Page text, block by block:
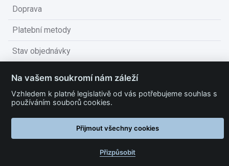
Doprava
Platební metody
Stav objednávky
Obchodní podmínky
Technické podmínky
Na vašem soukromí nám záleží
Vzhledem k platné legislativě od vás potřebujeme souhlas s
používáním souborů cookies.
Přijmout všechny cookies
Přizpůsobit